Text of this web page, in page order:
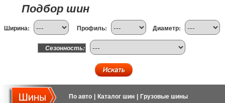
Подбор шин
Ширина: Профиль: Диаметр:
Сезонность:
По авто Каталог шин Грузовые шины